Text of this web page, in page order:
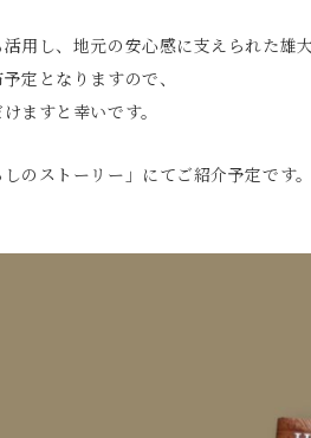
用し、地元の安心感に支えられた雄
定となりますので、
ますと幸いです。
ストーリー」にてご紹介予定です。